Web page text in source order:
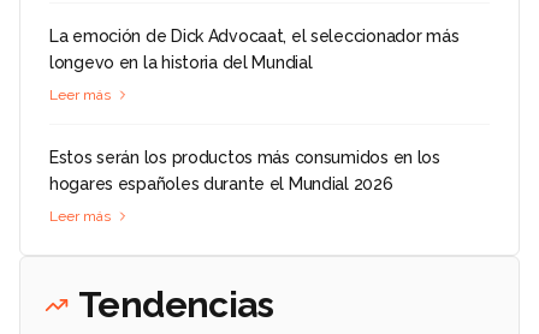
La emoción de Dick Advocaat, el seleccionador más
longevo en la historia del Mundial
Leer más
Estos serán los productos más consumidos en los
hogares españoles durante el Mundial 2026
Leer más
Tendencias